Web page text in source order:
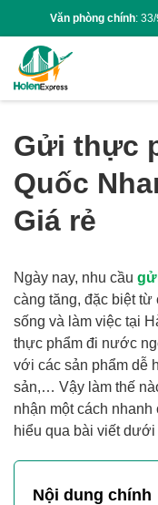
Văn phòng chính: 33/
Gửi thực
Quốc
Giá rẻ
Ngày nay, nhu cầu
càng tăng, đặc biệt
sống và làm việc tại
thực phẩm đi nước
với các sản phẩm dễ
sản,… Vậy làm thế
nhận một cách
hiểu qua bài viết dưới
Nội dung chính